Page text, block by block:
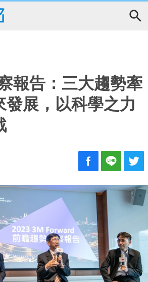
報告：三大趨勢牽
發展，以科學之力